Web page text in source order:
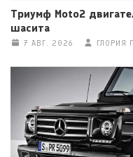
Триумф Moto2
шасита
7 АВГ. 2026 ГЛОРИЯ